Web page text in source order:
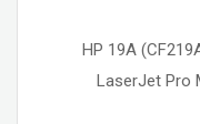
HP 19A
LaserJet Pro